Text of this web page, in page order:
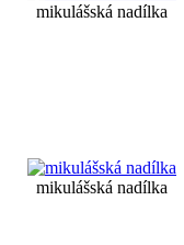
mikulášská nadílka
mikulášská nadílka